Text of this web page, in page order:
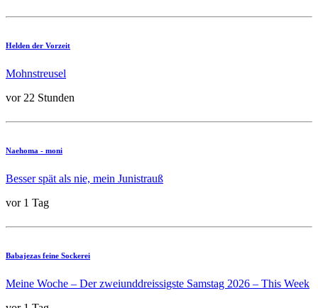
Helden der Vorzeit
Mohnstreusel
vor 22 Stunden
Naehoma - moni
Besser spät als nie, mein Junistrauß
vor 1 Tag
Babajezas feine Sockerei
Meine Woche – Der zweiunddreissigste Samstag 2026 – This Week